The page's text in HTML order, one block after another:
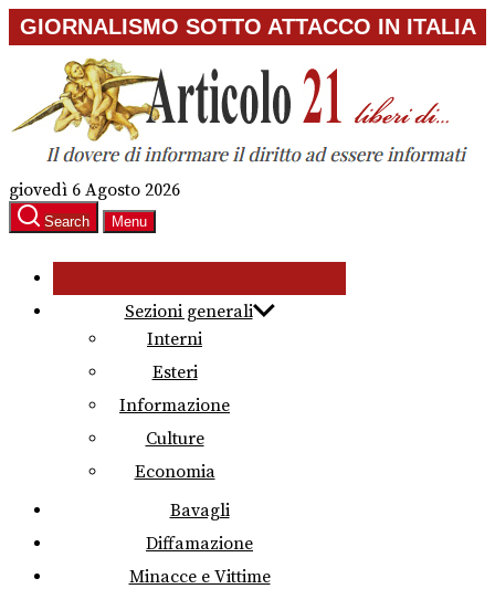
Skip
to
content
GIORNALISMO SOTTO ATTACCO IN ITALIA
giovedì 6 Agosto 2026
Search Menu
Sezioni generali
Interni
Esteri
Informazione
Culture
Economia
Bavagli
Diffamazione
Minacce e Vittime